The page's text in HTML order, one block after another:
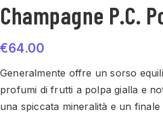
Champagne P.C.
€64.00
Generalmente offre un sorso
profumi di frutti a polpa gialla e
una spiccata mineralità e un finale